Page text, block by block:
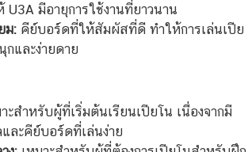
U3A มีอายุการใช้งานที่ยาวนาน
ม:คีย์บอร์ดที่ให้สัมผัสที่ดี ทำให้การเล่นเปีย
กและง่ายดาย
ะสำหรับผู้ที่เริ่มต้นเรียนเปียโน เนื่องจากมี
ละคีย์บอร์ดที่เล่นง่าย